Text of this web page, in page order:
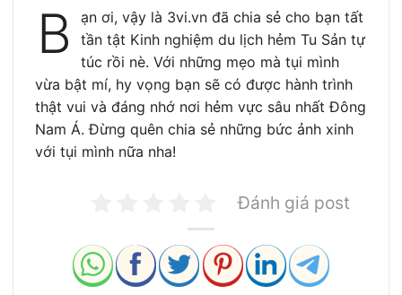
B
ạn ơi, vậy là 3vi.vn đã chia sẻ cho bạn tất
tần tật Kinh nghiệm du lịch hẻm Tu Sản tự
túc rồi nè. Với những mẹo mà tụi mình
vừa bật mí, hy vọng bạn sẽ có được hành trình
thật vui và đáng nhớ nơi hẻm vực sâu nhất Đông
Nam Á. Đừng quên chia sẻ những bức ảnh xinh
với tụi mình nữa nha!
Đánh giá post